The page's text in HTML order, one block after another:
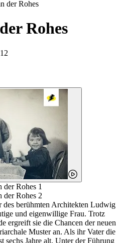
Rohes
des berühmten Architekten Ludwig
und eigenwillige Frau. Trotz
ergreift sie die Chancen der neuen
Muster an. Als ihr Vater die
sechs Jahre alt. Unter der Führung